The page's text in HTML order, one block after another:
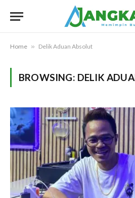
Home » Delik Aduan Absolut
BROWSING: DELIK